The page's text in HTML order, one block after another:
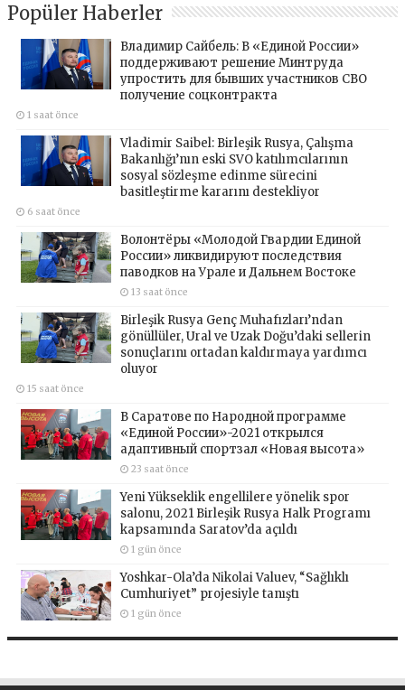
Popüler Haberler
Владимир Сайбель: В «Единой России»
поддерживают решение Минтруда
упростить для бывших участников СВО
получение соцконтракта
1 saat önce
Vladimir Saibel: Birleşik Rusya, Çalışma
Bakanlığı’nın eski SVO katılımcılarının
sosyal sözleşme edinme sürecini
basitleştirme kararını destekliyor
6 saat önce
Волонтёры «Молодой Гвардии Единой
России» ликвидируют последствия
паводков на Урале и Дальнем Востоке
13 saat önce
Birleşik Rusya Genç Muhafızları’ndan
gönüllüler, Ural ve Uzak Doğu’daki sellerin
sonuçlarını ortadan kaldırmaya yardımcı
oluyor
15 saat önce
В Саратове по Народной программе
«Единой России»-2021 открылся
адаптивный спортзал «Новая высота»
23 saat önce
Yeni Yükseklik engellilere yönelik spor
salonu, 2021 Birleşik Rusya Halk Programı
kapsamında Saratov’da açıldı
1 gün önce
Yoshkar-Ola’da Nikolai Valuev, “Sağlıklı
Cumhuriyet” projesiyle tanıştı
1 gün önce